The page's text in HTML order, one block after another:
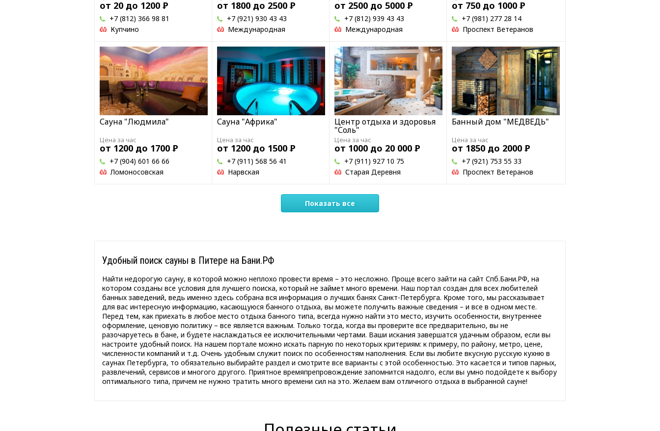
от 20 до 1200 Р
Купчино
+7 (812) 366 98 81
от 1800 до 2500 Р
Международная
+7 (921) 930 43 43
от 2500 до 5000 Р
Международная
+7 (812) 939 43 43
от 750 до 1000 Р
Проспект Ветеранов
+7 (981) 277 28 14
Сауна "Людмила"
Цена за час
от 1200 до 1700 Р
Ломоносовская
+7 (904) 601 66 66
Сауна "Африка"
Цена за час
от 1200 до 1500 Р
Нарвская
+7 (911) 568 56 41
Центр отдыха и здоровья
"Соль"
Цена за час
от 1000 до 20 000 Р
Старая Деревня
+7 (911) 927 10 75
Банный дом "МЕДВЕДЬ"
Цена за час
от 1850 до 2000 Р
Проспект Ветеранов
+7 (921) 753 55 33
Показать все
Удобный поиск сауны в Питере на Бани.РФ
Найти недорогую сауну, в которой можно неплохо провести время – это несложно. Проще всего зайти на сайт Спб.Бани.РФ, на
котором созданы все условия для лучшего поиска, который не займет много времени. Наш портал создан для всех любителей
банных заведений, ведь именно здесь собрана вся информация о лучших банях Санкт-Петербурга. Кроме того, мы рассказывает
для вас интересную информацию, касающуюся банного отдыха, вы можете получить важные сведения – и все в одном месте.
Перед тем, как приехать в любое место отдыха банного типа, всегда нужно найти это место, изучить особенности, внутреннее
оформление, ценовую политику – все является важным. Только тогда, когда вы проверите все предварительно, вы не
разочаруетесь в бане, и будете наслаждаться ее исключительными чертами. Ваши искания завершатся удачным образом, если вы
настроите удобный поиск. На нашем портале можно искать парную по некоторых критериям: к примеру, по району, метро, цене,
численности компаний и т.д. Очень удобным служит поиск по особенностям наполнения. Если вы любите вкусную русскую кухню в
саунах Петербурга, то обязательно выбирайте раздел и смотрите все варианты с этой особенностью. Это касается и типов парных,
развлечений, сервисов и многого другого. Приятное времяпрепровождение запомнится надолго, если вы умно подойдете к выбору
оптимального типа, причем не нужно тратить много времени сил на это. Желаем вам отличного отдыха в выбранной сауне!